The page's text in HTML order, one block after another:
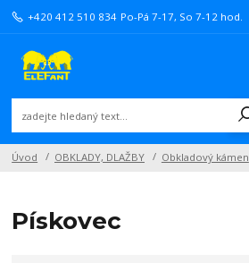
+420 412 510 834 Po-Pá 7-17, So 7-12 hod.
Úvod OBKLADY, DLAŽBY Obkladový kámen
Pískovec